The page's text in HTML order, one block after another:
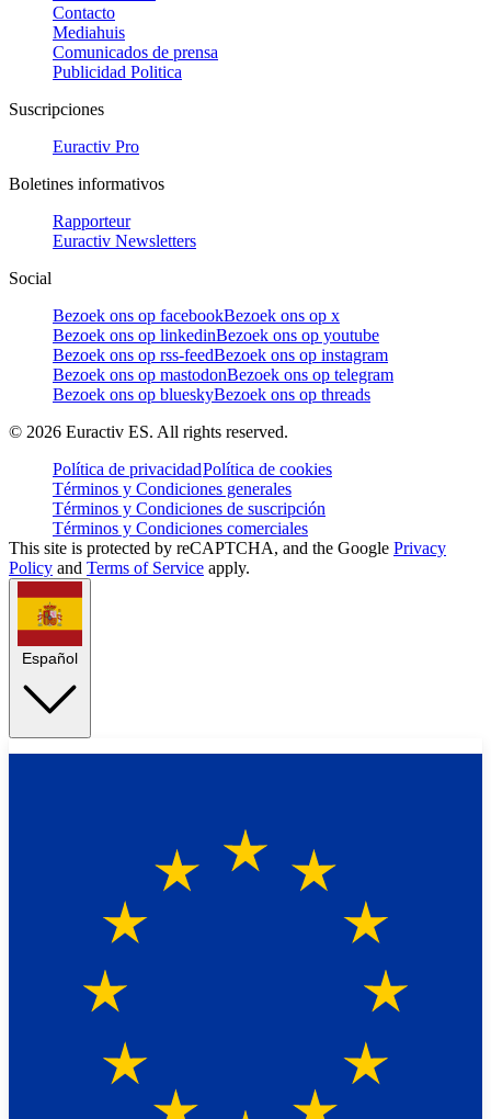
Contacto
Mediahuis
Comunicados de prensa
Publicidad Politica
Suscripciones
Euractiv Pro
Boletines informativos
Rapporteur
Euractiv Newsletters
Social
Bezoek ons op facebookBezoek ons op x
Bezoek ons op linkedinBezoek ons op youtube
Bezoek ons op rss-feedBezoek ons op instagram
Bezoek ons op mastodonBezoek ons op telegram
Bezoek ons op blueskyBezoek ons op threads
© 2026 Euractiv ES. All rights reserved.
Política de privacidadPolítica de cookies
Términos y Condiciones generales
Términos y Condiciones de suscripción
Términos y Condiciones comerciales
This site is protected by reCAPTCHA, and the Google Privacy
Policy and Terms of Service apply.
Español